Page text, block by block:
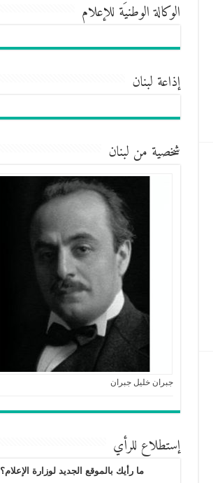
الوكالة الوطنيَة للإعلام
إذاعة لبنان
شخصية من لبنان
جبران خليل جبران
إستطلاع للرأي
ما رأيك بالموقع الجديد لوزارة الإعلام؟